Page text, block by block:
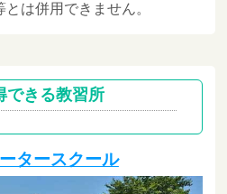
は併用できません。
できる教習所
タースクール